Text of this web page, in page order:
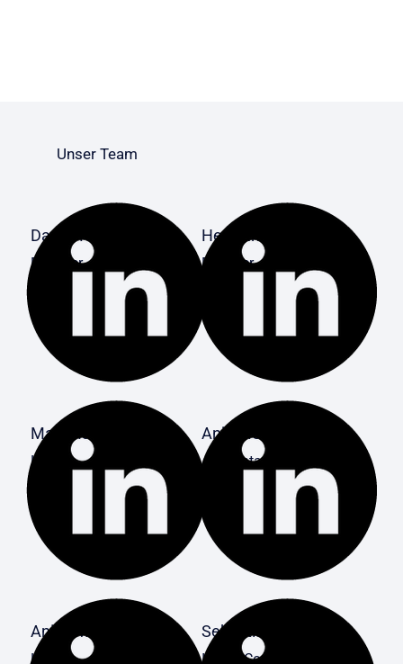
Unser Team
Daniel Kirchhübel
Founder
Hermann Ebert
Founder
Maja Haupt
HR
Anja Meis
Accountant
Anika Mundl
HR
Sebastian Borwoski
Ivalua Consulting